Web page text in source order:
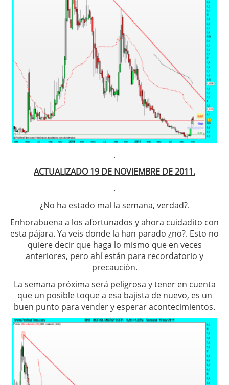
.
ACTUALIZADO 19 DE NOVIEMBRE DE 2011.
.
¿No ha estado mal la semana, verdad?.
Enhorabuena a los afortunados y ahora cuidadito con
esta pájara. Ya veis donde la han parado ¿no?. Esto no
quiere decir que haga lo mismo que en veces
anteriores, pero ahí están para recordatorio y
precaución.
La semana próxima será peligrosa y tener en cuenta
que un posible toque a esa bajista de nuevo, es un
buen punto para vender y esperar acontecimientos.